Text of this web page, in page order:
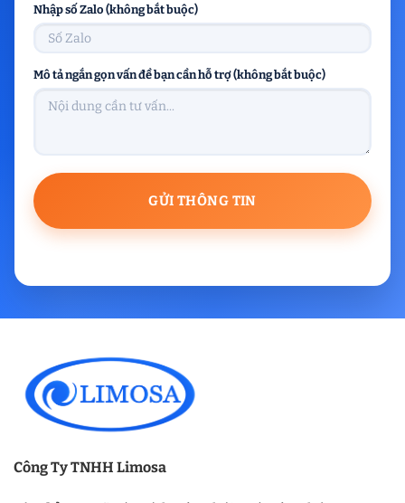
Nhập số Zalo (không bắt buộc)
Mô tả ngắn gọn vấn đề bạn cần hỗ trợ (không bắt buộc)
Công Ty TNHH Limosa